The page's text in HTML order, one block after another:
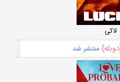
لاکی
منتشر شد